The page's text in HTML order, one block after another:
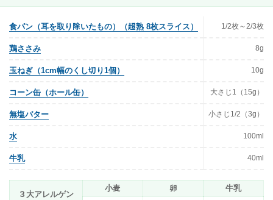
食パン（耳を取り除いたもの）（超熟 8枚スライス） 1/2枚～2/3枚
鶏ささみ 8g
玉ねぎ（1cm幅のくし切り1個） 10g
コーン缶（ホール缶） 大さじ1（15g）
無塩バター 小さじ1/2（3g）
水 100ml
牛乳 40ml
３大アレルゲン
小麦 卵 牛乳